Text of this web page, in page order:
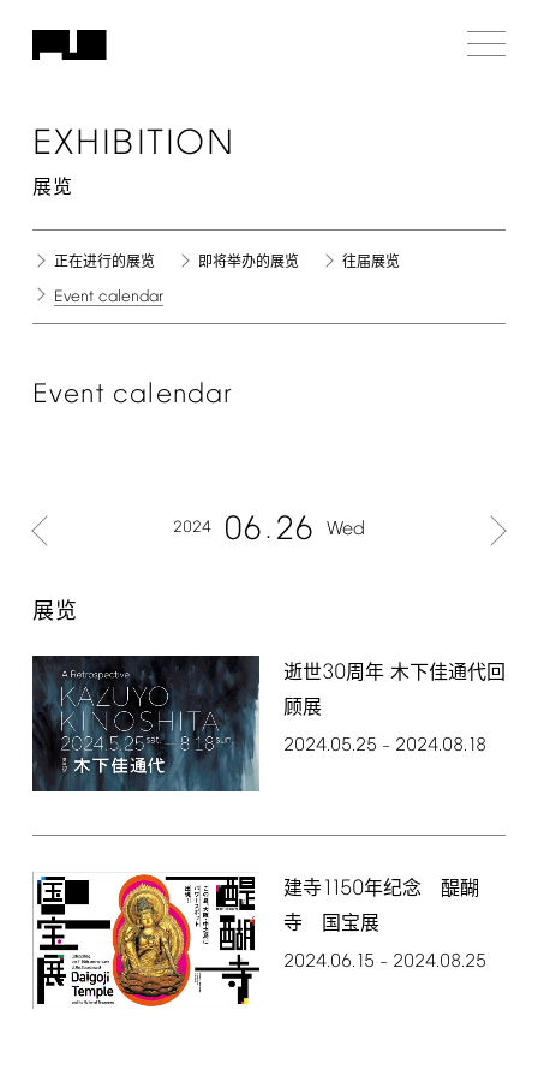
EXHIBITION
展览
正在进行的展览 即将举办的展览 往届展览
Event calendar
Event calendar
2024 06 26 Wed
展览
逝世30周年 木下佳通代回
顾展
2024.05.25 – 2024.08.18
建寺1150年纪念 醍醐
寺 国宝展
2024.06.15 – 2024.08.25